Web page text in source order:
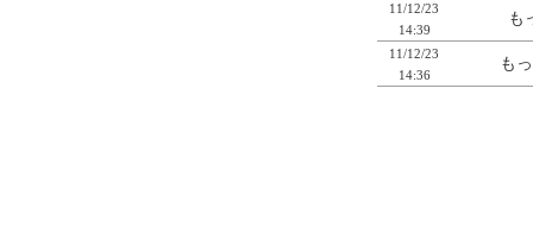
11/12/23
14:39
も
11/12/23
14:36
も